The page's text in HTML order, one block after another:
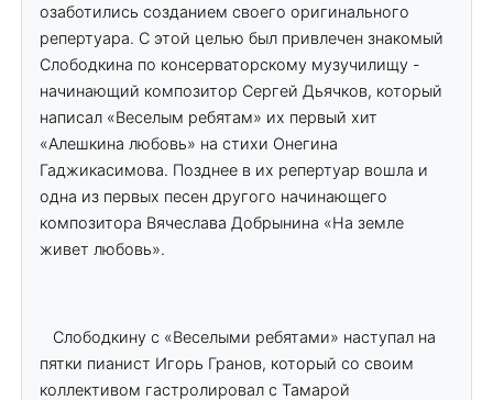
озаботились созданием своего оригинального
репертуара. С этой целью был привлечен знакомый
Слободкина по консерваторскому музучилищу -
начинающий композитор Сергей Дьячков, который
написал «Веселым ребятам» их первый хит
«Алешкина любовь» на стихи Онегина
Гаджикасимова. Позднее в их репертуар вошла и
одна из первых песен другого начинающего
композитора Вячеслава Добрынина «На земле
живет любовь».
Слободкину с «Веселыми ребятами» наступал на
пятки пианист Игорь Гранов, который со своим
коллективом гастролировал с Тамарой